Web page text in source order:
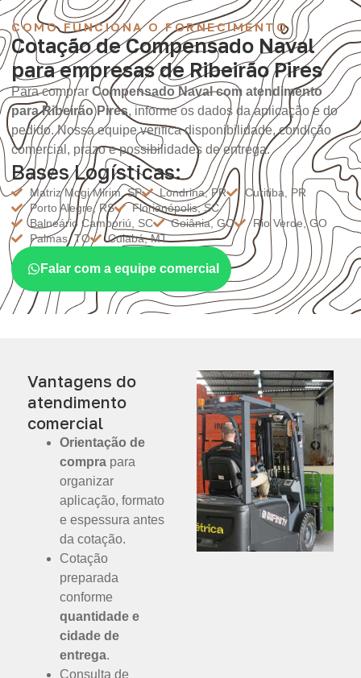
COMO FUNCIONA O FORNECIMENTO
Cotação de Compensado Naval
para empresas de Ribeirão Pires
Para comprar Compensado Naval com atendimento
para Ribeirão Pires, informe os dados da aplicação e do
pedido. Nossa equipe verifica disponibilidade, condição
comercial, prazo e possibilidades de entrega.
Bases Logísticas:
Matriz Mogi Mirim, SP Londrina, PR
Curitiba, PR
Porto Alegre, RS
Florianópolis, SC
Balneário Camboriú, SC
Goiânia, GO
Rio Verde, GO
Palmas, TO
Cuiabá, MT
Falar com a equipe comercial
Vantagens do
atendimento
comercial
Orientação de
compra para
organizar
aplicação, formato
e espessura antes
da cotação.
Cotação
preparada
conforme
quantidade e
cidade de
entrega.
Consulta de